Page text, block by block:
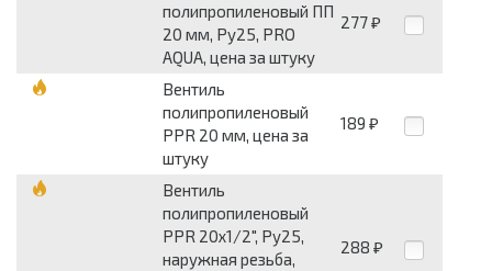
полипропиленовый ПП
20 мм, Ру25, PRO
AQUA, цена за штуку
277 ₽
Вентиль
полипропиленовый
PPR 20 мм, цена за
штуку
189 ₽
Вентиль
полипропиленовый
PPR 20х1/2", Ру25,
наружная резьба,
288 ₽